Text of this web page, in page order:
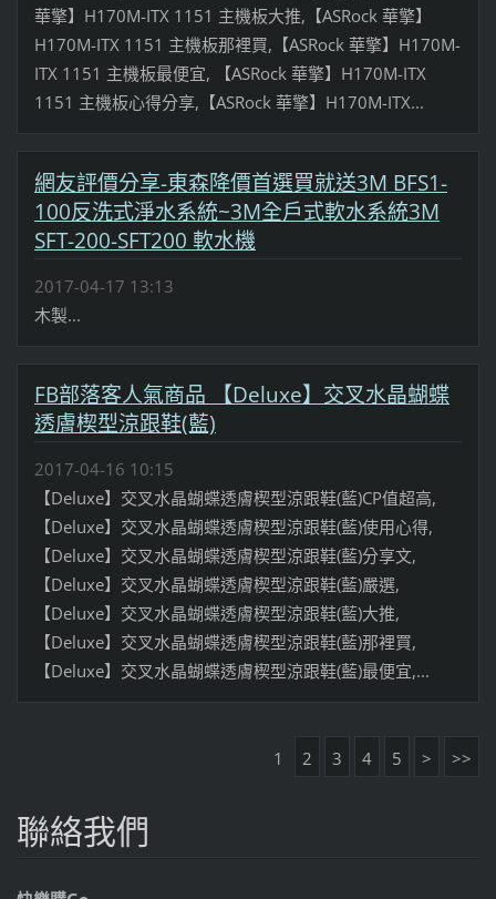
華擎】H170M-ITX 1151 主機板大推,【ASRock 華擎】
H170M-ITX 1151 主機板那裡買,【ASRock 華擎】H170M-
ITX 1151 主機板最便宜, 【ASRock 華擎】H170M-ITX
1151 主機板心得分享,【ASRock 華擎】H170M-ITX...
網友評價分享-東森降價首選買就送3M BFS1-
100反洗式淨水系統~3M全戶式軟水系統3M
SFT-200-SFT200 軟水機
2017-04-17 13:13
木製...
FB部落客人氣商品 【Deluxe】交叉水晶蝴蝶
透膚楔型涼跟鞋(藍)
2017-04-16 10:15
【Deluxe】交叉水晶蝴蝶透膚楔型涼跟鞋(藍)CP值超高,
【Deluxe】交叉水晶蝴蝶透膚楔型涼跟鞋(藍)使用心得,
【Deluxe】交叉水晶蝴蝶透膚楔型涼跟鞋(藍)分享文,
【Deluxe】交叉水晶蝴蝶透膚楔型涼跟鞋(藍)嚴選,
【Deluxe】交叉水晶蝴蝶透膚楔型涼跟鞋(藍)大推,
【Deluxe】交叉水晶蝴蝶透膚楔型涼跟鞋(藍)那裡買,
【Deluxe】交叉水晶蝴蝶透膚楔型涼跟鞋(藍)最便宜,...
1 2 3 4 5 > >>
聯絡我們